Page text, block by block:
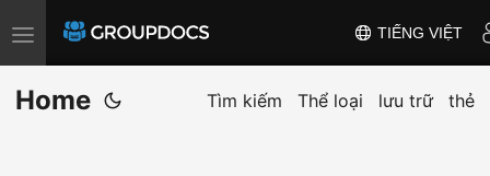
T
o
g
TIẾNG VIỆT
Home Tìm kiếm Thể loại lưu trữ thẻ